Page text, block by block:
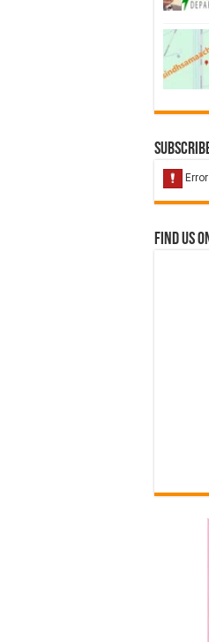
Find us